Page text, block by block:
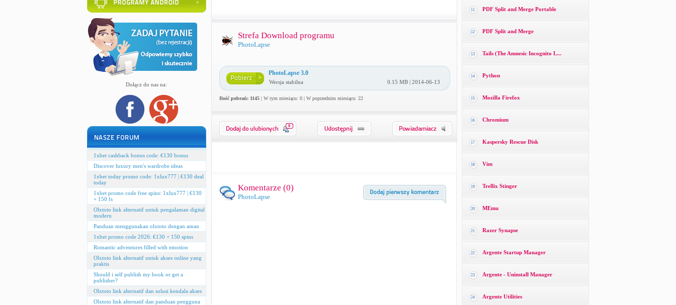
Dołącz do nas na:
1xbet cashback bonus code: €130 bonus
Discover luxury men's wardrobe ideas
1xbet today promo code: 1xlux777 | €130 deal
today
1xbet promo code free spins: 1xlux777 | €130
+ 150 fs
Olxtoto link alternatif untuk pengalaman digital
modern
Panduan menggunakan olxtoto dengan aman
1xbet promo code 2026: €130 + 150 spins
Romantic adventures filled with emotion
Olxtoto link alternatif untuk akses online yang
praktis
Should i self publish my book or get a
publisher?
Olxtoto link alternatif dan solusi kendala akses
Olxtoto link alternatif dan panduan pengguna
Strefa Download programu
PhotoLapse
PhotoLapse 3.0
Wersja stabilna 0.15 MB | 2014-06-13
Ilość pobrań: 1145| W tym miesiącu: 0 | W poprzednim miesiącu: 22
0
Komentarze (0)
PhotoLapse
11 PDF Split and Merge Portable
12 PDF Split and Merge
13 Tails (The Amnesic Incognito L...
14 Python
15 Mozilla Firefox
16 Chromium
17 Kaspersky Rescue Disk
18 Vim
19 Trellix Stinger
20 MEmu
21 Razer Synapse
22 Argente Startup Manager
23 Argente - Uninstall Manager
24 Argente Utilities